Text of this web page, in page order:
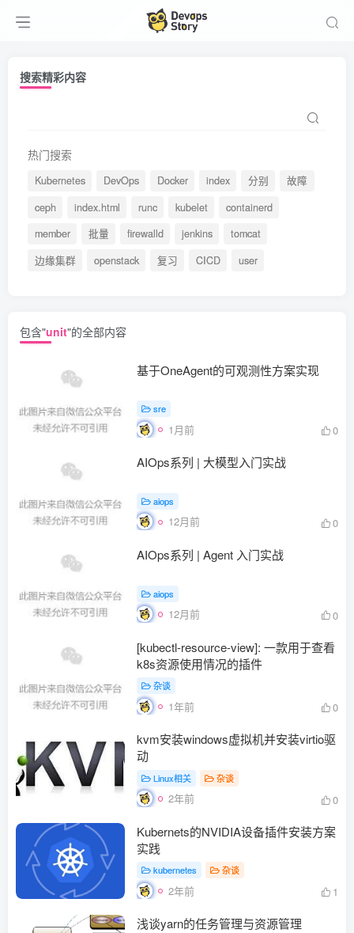
搜索精彩内容
热门搜索
Kubernetes DevOps Docker index 分别
故障
ceph
index.html runc kubelet
containerd
member
批量 firewalld jenkins
tomcat
边缘集群
openstack 复习 CICD user
包含"unit"的全部内容
基于OneAgent的可观测性方案实现
sre
1月前 0
AIOps系列 | 大模型入门实战
aiops
12月前 0
AIOps系列 | Agent 入门实战
aiops
12月前 0
[kubectl-resource-view]: 一款用于查看
k8s资源使用情况的插件
杂谈
1年前 0
kvm安装windows虚拟机并安装virtio驱
动
Linux相关 杂谈
2年前 0
Kubernets的NVIDIA设备插件安装方案
实践
kubernetes 杂谈
2年前 1
浅谈yarn的任务管理与资源管理